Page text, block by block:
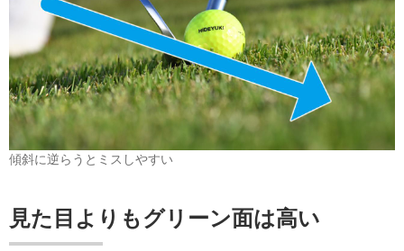
傾斜に逆らうとミスしやすい
見た目よりもグリーン面は高い